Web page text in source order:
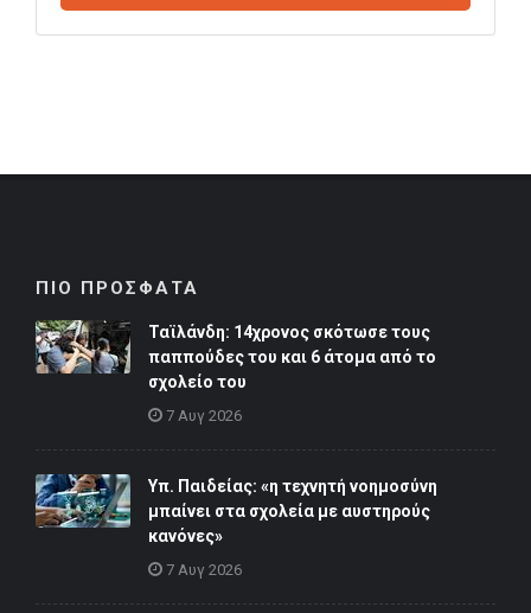
ΠΙΟ ΠΡΟΣΦΑΤΑ
Ταϊλάνδη: 14χρονος σκότωσε τους
παππούδες του και 6 άτομα από το
σχολείο του
7 Αυγ 2026
Υπ. Παιδείας: «η τεχνητή νοημοσύνη
μπαίνει στα σχολεία με αυστηρούς
κανόνες»
7 Αυγ 2026